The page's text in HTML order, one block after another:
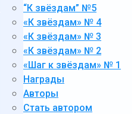
“К звёздам” №5
«К звёздам» № 4
«К звёздам» № 3
«К звёздам» № 2
«Шаг к звёздам» № 1
Награды
Авторы
Стать автором